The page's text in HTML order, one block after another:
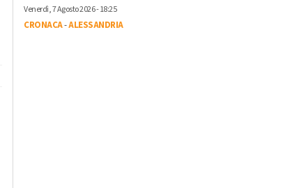
Venerdì, 7 Agosto 2026 - 18:25
CRONACA-ALESSANDRIA